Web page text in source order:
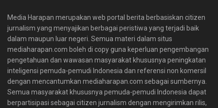
Media Harapan merupakan web portal berita berbasiskan citizen
jurnalism yang menyajikan berbagai peristiwa yang terjadi baik
dalam maupun luar negeri. Semua materi dalam situs
mediaharapan.com boleh di copy guna keperluan pengembangan
pengetahuan dan wawasan masyarakat khususnya peningkatan
inteligensi pemuda-pemudi Indonesia dan referensi non komersil
dengan mencantumkan mediaharapan.com sebagai sumbernya.
Semua masyarakat khususnya pemuda-pemudi Indonesia dapat
berpartisipasi sebagai citizen jurnalism dengan mengirimkan rilis,